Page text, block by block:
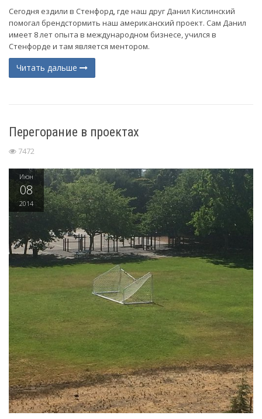
Сегодня ездили в Стенфорд, где наш друг Данил Кислинский
помогал брендстормить наш американский проект. Сам Данил
имеет 8 лет опыта в международном бизнесе, учился в
Стенфорде и там является ментором.
Читать дальше
Перегорание в проектах
7472
Июн
08
2014